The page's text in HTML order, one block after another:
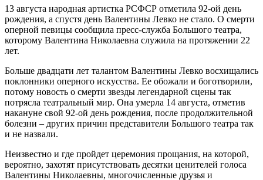
13 августа народная артистка РСФСР отметила 92-ой день
рождения, а спустя день Валентины Левко не стало. О смерти
оперной певицы сообщила пресс-служба Большого театра,
которому Валентина Николаевна служила на протяжении 22
лет.
Больше двадцати лет талантом Валентины Левко восхищались
поклонники оперного искусства. Ее обожали и боготворили,
потому новость о смерти звезды легендарной сцены так
потрясла театральный мир. Она умерла 14 августа, отметив
накануне свой 92-ой день рождения, после продолжительной
болезни – других причин представители Большого театра так
и не назвали.
Неизвестно и где пройдет церемония прощания, на которой,
вероятно, захотят присутствовать десятки ценителей голоса
Валентины Николаевны, многочисленные друзья и